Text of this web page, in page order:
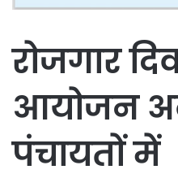
रोजगार
आयोजन
पंचायतों में